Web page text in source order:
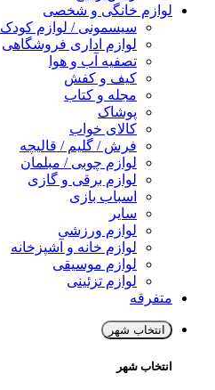
لوازم خانگی و شخصی
سیسمونی / لوازم کودک
لوازم اداری فروشگاهی
تصفیه آب و هوا
کیف و کفش
مجله و کتاب
پوشاک
کالای خواب
فرش / گلیم / قالیچه
لوازم چوبی / مبلمان
لوازم برقی و گازی
اسباب بازی
سایر
لوازم ورزشی
لوازم خانه و آشپزخانه
لوازم موسیقی
لوازم تزئینی
متفرقه
انتخاب شهر
انتخاب شهر